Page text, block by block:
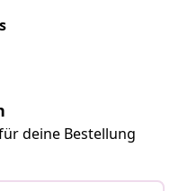
deine Bestellung